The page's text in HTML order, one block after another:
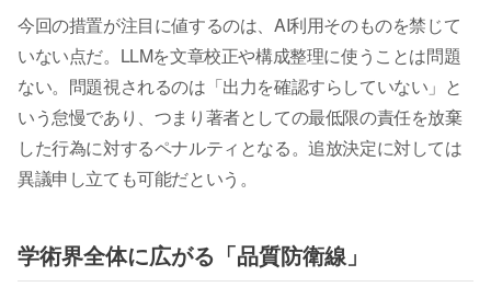
今回の措置が注目に値するのは、AI利用そのものを禁じて
いない点だ。LLMを文章校正や構成整理に使うことは問題
ない。問題視されるのは「出力を確認すらしていない」と
いう怠慢であり、つまり著者としての最低限の責任を放棄
した行為に対するペナルティとなる。追放決定に対しては
異議申し立ても可能だという。
学術界全体に広がる「品質防衛線」